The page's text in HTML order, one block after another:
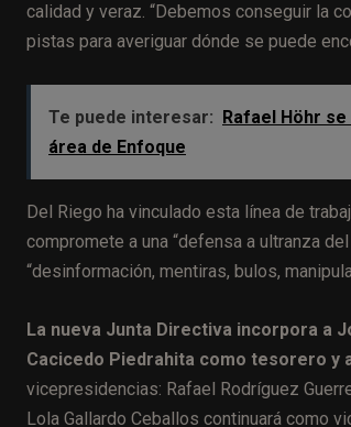
calidad y veraz. “Debemos conseguir la
pistas para averiguar dónde se puede
Te puede interesar:
Rafael Höhr
área de Enfoque
Del Riego ha vinculado esta línea de
compromete a una “defensa a ultranza
“desinformación, mentiras, bulos,
La nueva Junta Directiva incorpora a
Cacicedo Piedrahita como tesorero y
vicepresidencias: Rafael Rodríguez
Lola Gallardo Ceballos continuará como